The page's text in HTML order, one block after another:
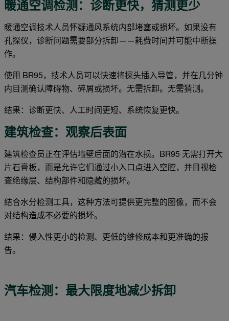
暖通空调检测：诊断更快，猜测更少
暖通空调技术人员怀疑通风系统内部堵塞或损坏。如果没有
孔探仪，诊断问题需要部分拆卸——耗费时间并可能中断操
作。
使用 BR95，技术人员可以快速将探头插入导管，并在几分钟
内目测确认障碍物、碎屑或损坏。无需拆卸。无需猜测。
结果：诊断更快、人工时间更短、系统恢复更快。
建筑检查：观察后表面
建筑检查员正在评估墙壁后面的潜在水损。BR95 无需打开大
片石膏板，而是允许它们通过小入口点进入空腔，并目视检
查绝缘层、结构部件和隐藏的损坏。
结合水分检测工具，这种方法可提供更完整的图像，而不会
对结构造成不必要的损坏。
结果：侵入性更小的检测、更低的维修成本和更准确的报
告。
汽车检测：最大限度地减少拆卸